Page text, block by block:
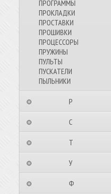
ПРОГРАММЫ
ПРОКЛАДКИ
ПРОСТАВКИ
ПРОШИВКИ
ПРОЦЕССОРЫ
ПРУЖИНЫ
ПУЛЬТЫ
ПУСКАТЕЛИ
ПЫЛЬНИКИ
⠀⠀⠀⠀⠀⠀Р⠀⠀⠀⠀⠀⠀⠀
⠀⠀⠀⠀⠀⠀С⠀⠀⠀⠀⠀⠀⠀
⠀⠀⠀⠀⠀⠀Т⠀⠀⠀⠀⠀⠀⠀
⠀⠀⠀⠀⠀⠀У⠀⠀⠀⠀⠀⠀⠀
⠀⠀⠀⠀⠀⠀Ф⠀⠀⠀⠀⠀⠀⠀